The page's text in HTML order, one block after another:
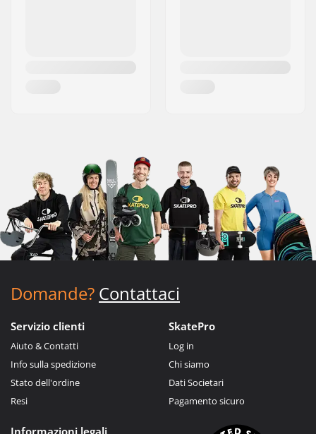
Domande? Contattaci
Servizio clienti
Aiuto & Contatti
Info sulla spedizione
Stato dell'ordine
Resi
SkatePro
Log in
Chi siamo
Dati Societari
Pagamento sicuro
Informazioni legali